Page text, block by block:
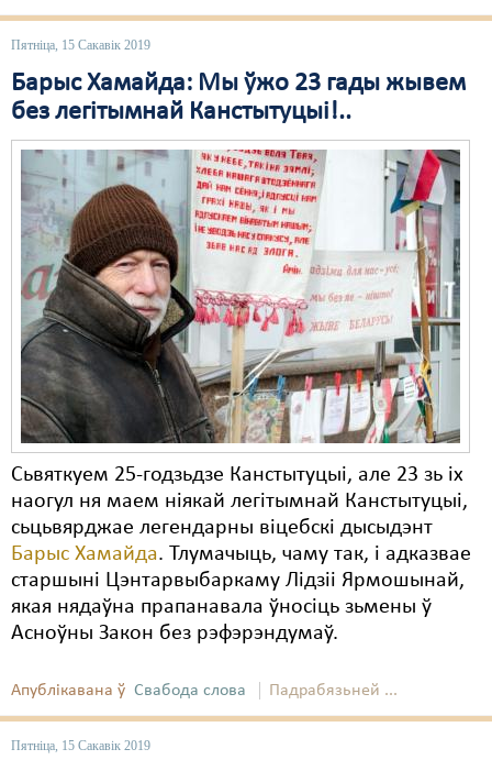
Пятніца, 15 Сакавік 2019
Барыс Хамайда: Мы ўжо 23 гады жывем
без легітымнай Канстытуцыі!..
Сьвяткуем 25-годзьдзе Канстытуцыі, але 23 зь іх
наогул ня маем ніякай легітымнай Канстытуцыі,
сьцьвярджае легендарны віцебскі дысыдэнт
Барыс Хамайда. Тлумачыць, чаму так, і адказвае
старшыні Цэнтарвыбаркаму Лідзіі Ярмошынай,
якая нядаўна прапанавала ўносіць зьмены ў
Асноўны Закон без рэфэрэндумаў.
Апублікавана ў Свабода слова Падрабязьней ...
Пятніца, 15 Сакавік 2019